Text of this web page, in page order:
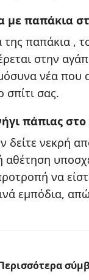
με παπάκια
της παπάκια ,
στην
νέα που
σπίτι σας.
πάπιας στο
δείτε νεκρή
αθέτηση
να
εμπόδια,